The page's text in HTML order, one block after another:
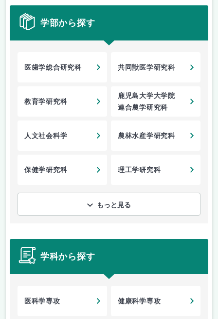
学部から探す
医歯学総合研究科 共同獣医学研究科
教育学研究科
鹿児島大学大学院
連合農学研究科
人文社会科学 農林水産学研究科
保健学研究科 理工学研究科
もっと見る
学科から探す
医科学専攻 健康科学専攻